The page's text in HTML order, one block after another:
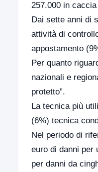
257.000 in
Dai sette anni di
attività di
appostamento
Per quanto
nazionali e
protetto”.
La tecnica più
(6%) tecnica
Nel periodo di
euro di danni per
per danni da